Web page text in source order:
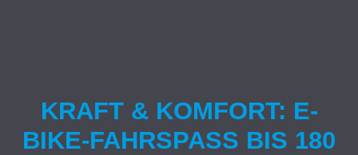
KRAFT & KOMFORT: E-
BIKE-FAHRSPASS BIS 180 K